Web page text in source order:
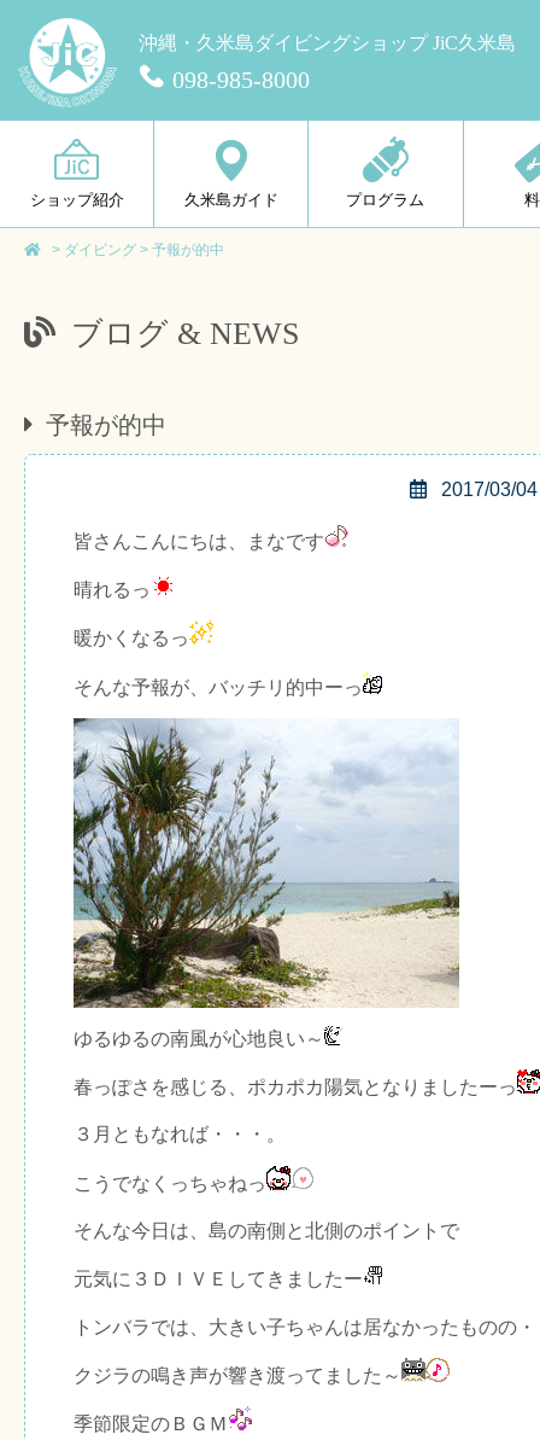
沖縄・久米島ダイビングショップ JiC久米島
098-985-8000
ショップ紹介 久米島ガイド プログラム
> ダイビング > 予報が的中
ブログ & NEWS
予報が的中
2017/03/04
皆さんこんにちは、まなです
晴れるっ
暖かくなるっ
そんな予報が、バッチリ的中ーっ
ゆるゆるの南風が心地良い～
春っぽさを感じる、ポカポカ陽気となりましたーっ
３月ともなれば・・・。
こうでなくっちゃねっ
そんな今日は、島の南側と北側のポイントで
元気に３ＤＩＶＥしてきましたー
トンバラでは、大きい子ちゃんは居なかったものの
クジラの鳴き声が響き渡ってました～
季節限定のＢＧＭ